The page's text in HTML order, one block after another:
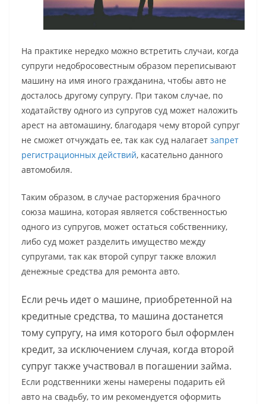
На практике нередко можно встретить случаи, когда
супруги недобросовестным образом переписывают
машину на имя иного гражданина, чтобы авто не
досталось другому супругу. При таком случае, по
ходатайству одного из супругов суд может наложить
арест на автомашину, благодаря чему второй супруг
не сможет отчуждать ее, так как суд налагает запрет
регистрационных действий, касательно данного
автомобиля.
Таким образом, в случае расторжения брачного
союза машина, которая является собственностью
одного из супругов, может остаться собственнику,
либо суд может разделить имущество между
супругами, так как второй супруг также вложил
денежные средства для ремонта авто.
Если речь идет о машине, приобретенной на
кредитные средства, то машина достанется
тому супругу, на имя которого был оформлен
кредит, за исключением случая, когда второй
супруг также участвовал в погашении займа.
Если родственники жены намерены подарить ей
авто на свадьбу, то им рекомендуется оформить